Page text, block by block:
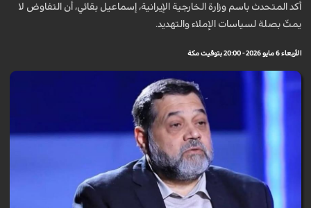
أكد المتحدث باسم وزارة الخارجية الإيرانية، إسماعيل بقائي، أن التفاوض لا
يمتّ بصلة لسياسات الإملاء والتهديد.
الأربعاء 6 مايو 2026 - 20:00 بتوقيت مكة